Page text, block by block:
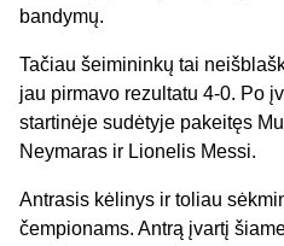
bandymų.
Tačiau šeimininkų tai
jau pirmavo rezultatu 4-0. Po
startinėje sudėtyje pakeitęs
Neymaras ir Lionelis Messi.
Antrasis kėlinys ir toliau
čempionams. Antrą įvartį